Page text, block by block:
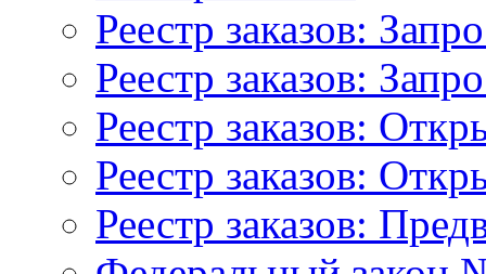
Реестр заказов:
Реестр заказов:
Реестр заказов:
Реестр заказов:
Реестр заказов: